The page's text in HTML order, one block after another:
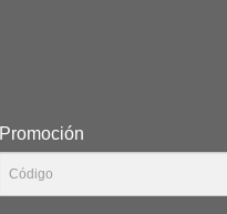
Promoción